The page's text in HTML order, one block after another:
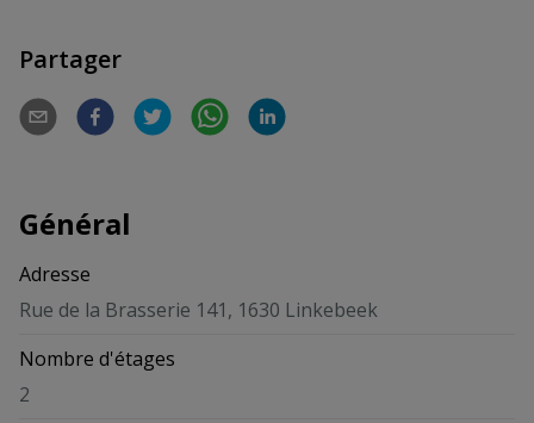
Partager
Général
Adresse
Rue de la Brasserie 141, 1630 Linkebeek
Nombre d'étages
2